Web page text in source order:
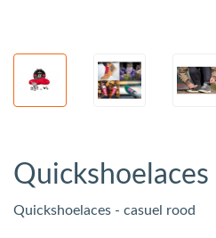
Quickshoelaces
Quickshoelaces - casuel rood